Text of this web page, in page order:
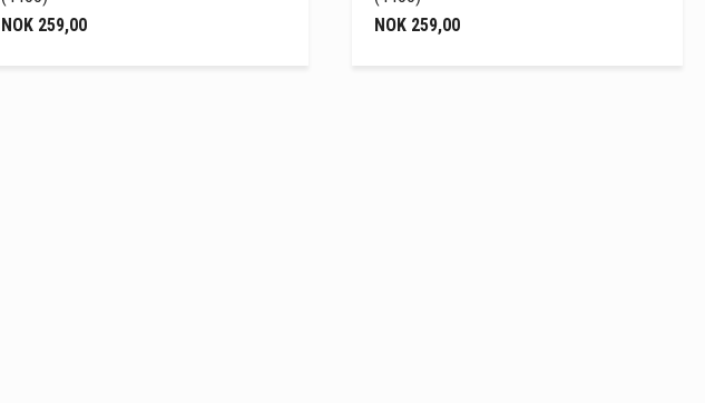
NOK 259,00
NOK 259,00